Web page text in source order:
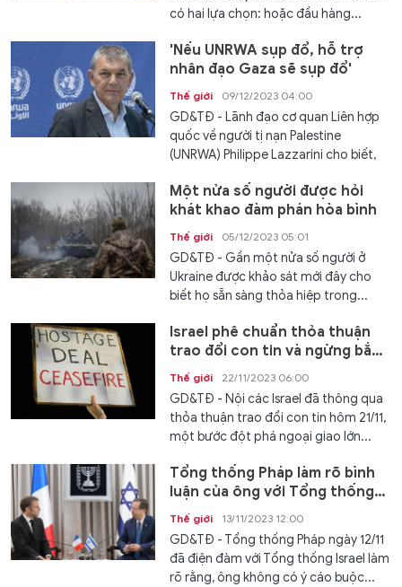
có hai lựa chọn: hoặc đầu hàng...
'Nếu UNRWA sụp đổ, hỗ trợ
nhân đạo Gaza sẽ sụp đổ'
Thế giới 09/12/2023 04:00
GD&TĐ - Lãnh đạo cơ quan Liên hợp
quốc về người tị nạn Palestine
(UNRWA) Philippe Lazzarini cho biết,
Một nửa số người được hỏi
khát khao đàm phán hòa bình
Thế giới 05/12/2023 05:01
GD&TĐ - Gần một nửa số người ở
Ukraine được khảo sát mới đây cho
biết họ sẵn sàng thỏa hiệp trong...
Israel phê chuẩn thỏa thuận
trao đổi con tin và ngừng bắn
với Hamas
Thế giới 22/11/2023 06:00
GD&TĐ - Nội các Israel đã thông qua
thỏa thuận trao đổi con tin hôm 21/11,
một bước đột phá ngoại giao lớn...
Tổng thống Pháp làm rõ bình
luận của ông với Tổng thống
Israel
Thế giới 13/11/2023 12:00
GD&TĐ - Tổng thống Pháp ngày 12/11
đã điện đàm với Tổng thống Israel làm
rõ rằng, ông không có ý cáo buộc...